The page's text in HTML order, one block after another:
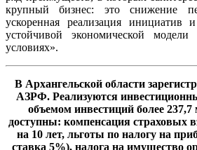
крупный бизнес: это снижение
ускоренная реализация инициатив
устойчивой экономической
условиях».
В Архангельской области
АЗРФ. Реализуются
объемом инвестиций более 237,7
доступны: компенсация страховых
на 10 лет, льготы по налогу на
ставка 5%), налога на имущество